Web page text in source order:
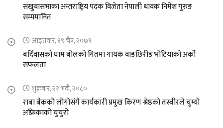
संखुवासभाका अन्तराष्ट्रिय पदक विजेता नेपाली धावक निमेश गुरुङ
सम्ममानित
आइतवार, १९ चैत्र, २०७९
बर्दिवासको घाम बोलको गितमा गायक वाङछिरीङ भोटियाको अर्को
सफलता
शुक्रबार, २२ भदौ, २०८०
राबा बैकको लोगोसंगै कार्यकारी प्रमुख किरण श्रेष्ठको तस्वीरले चुम्यो
अफ्रिकाको चुचुरो